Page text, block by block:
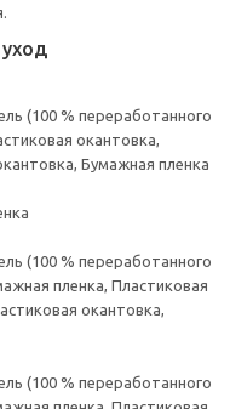
(100 % переработанного
окантовка,
Бумажная пленка
(100 % переработанного
пленка, Пластиковая
окантовка,
(100 % переработанного